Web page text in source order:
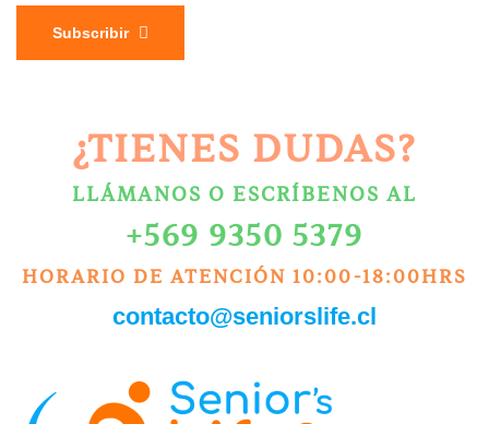
Subscribir
¿TIENES DUDAS?
LLÁMANOS O ESCRÍBENOS AL
+569 9350 5379
HORARIO DE ATENCIÓN 10:00-18:00HRS
contacto@seniorslife.cl